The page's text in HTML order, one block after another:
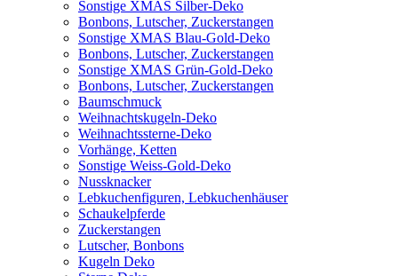
Sonstige XMAS Silber-Deko
Bonbons, Lutscher, Zuckerstangen
Sonstige XMAS Blau-Gold-Deko
Bonbons, Lutscher, Zuckerstangen
Sonstige XMAS Grün-Gold-Deko
Bonbons, Lutscher, Zuckerstangen
Baumschmuck
Weihnachtskugeln-Deko
Weihnachtssterne-Deko
Vorhänge, Ketten
Sonstige Weiss-Gold-Deko
Nussknacker
Lebkuchenfiguren, Lebkuchenhäuser
Schaukelpferde
Zuckerstangen
Lutscher, Bonbons
Kugeln Deko